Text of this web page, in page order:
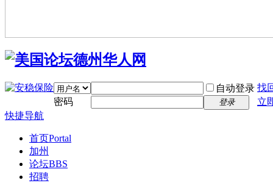
自动登录 找
密码
登录
立
快捷导航
首页Portal
加州
论坛BBS
招聘